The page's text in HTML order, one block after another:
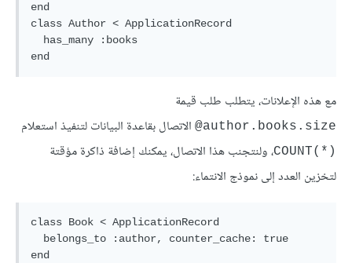
end
class Author < ApplicationRecord
مع هذه الإعلانات، يتطلب طلب قيمة
author.books.size@ الاتصال بقاعدة البيانات لتنفيذ استعلام
(*)COUNT
، ولنتجنب هذا الاتصال، يمكنك إضافة ذاكرة مؤقتة
لتخزين العدد إلى نموذج الانتماء:
class Book < ApplicationRecord
end